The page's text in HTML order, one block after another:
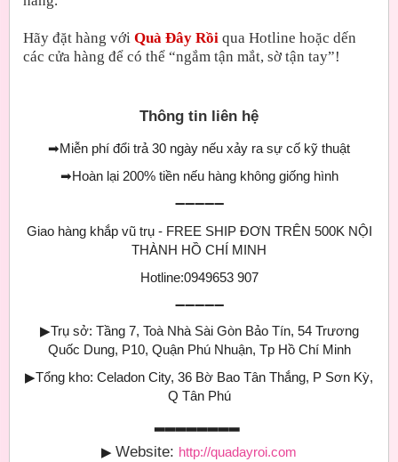
Hãy đặt hàng với Quà Đây Rồi qua Hotline hoặc dến
các cửa hàng để có thể “ngắm tận mắt, sờ tận tay”!
Thông tin liên hệ
➡Miễn phí đổi trả 30 ngày nếu xảy ra sự cố kỹ thuật
➡Hoàn lại 200% tiền nếu hàng không giống hình
➖➖➖➖➖
Giao hàng khắp vũ trụ - FREE SHIP ĐƠN TRÊN 500K NỘI
THÀNH HỒ CHÍ MINH
Hotline:0949653 907
➖➖➖➖➖
▶Trụ sở: Tầng 7, Toà Nhà Sài Gòn Bảo Tín, 54 Trương
Quốc Dung, P10, Quận Phú Nhuận, Tp Hồ Chí Minh
▶Tổng kho: Celadon City, 36 Bờ Bao Tân Thắng, P Sơn Kỳ,
Q Tân Phú
▶ Website: http://quadayroi.com